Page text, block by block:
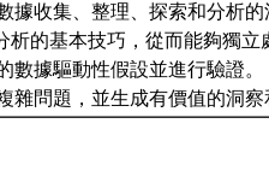
收集、整理、探索和分析的
的基本技巧，從而能夠獨立
據驅動性假設並進行驗證。
雜問題，並生成有價值的洞察